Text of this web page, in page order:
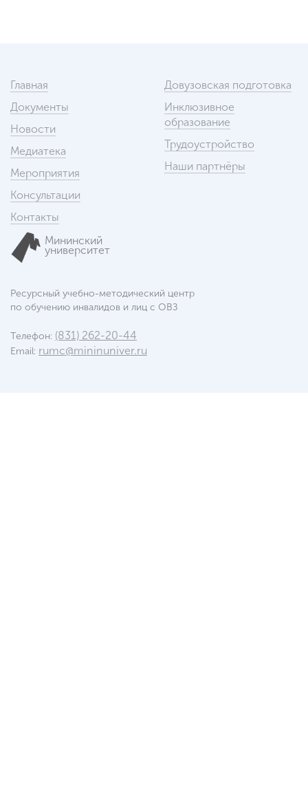
Главная
Документы
Новости
Медиатека
Мероприятия
Консультации
Контакты
Довузовская подготовка
Инклюзивное
образование
Трудоустройство
Наши партнёры
Мининский
университет
Ресурсный учебно-методический центр
по обучению инвалидов и лиц с ОВЗ
Телефон: (831) 262-20-44
Email: rumc@mininuniver.ru